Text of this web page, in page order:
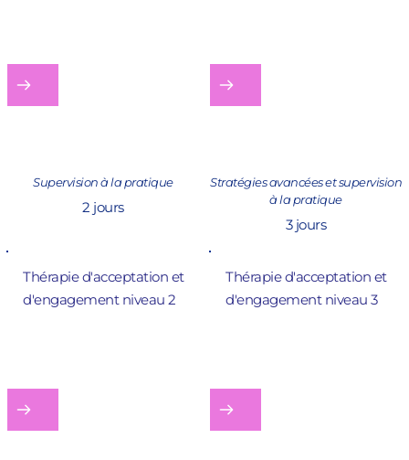
Supervision à la pratique
2 jours
Stratégies avancées et supervision
à la pratique
3 jours
Thérapie d'acceptation et
d'engagement niveau 2
Thérapie d'acceptation et
d'engagement niveau 3